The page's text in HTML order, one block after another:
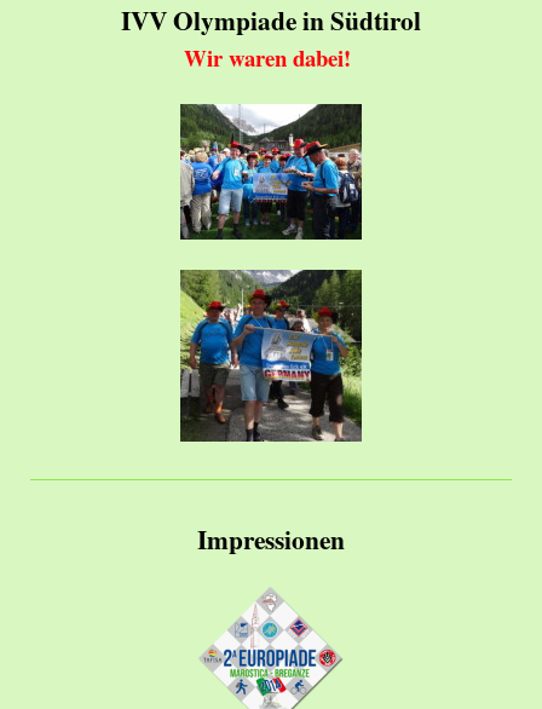
IVV Olympiade in Südtirol
Wir waren dabei!
Impressionen